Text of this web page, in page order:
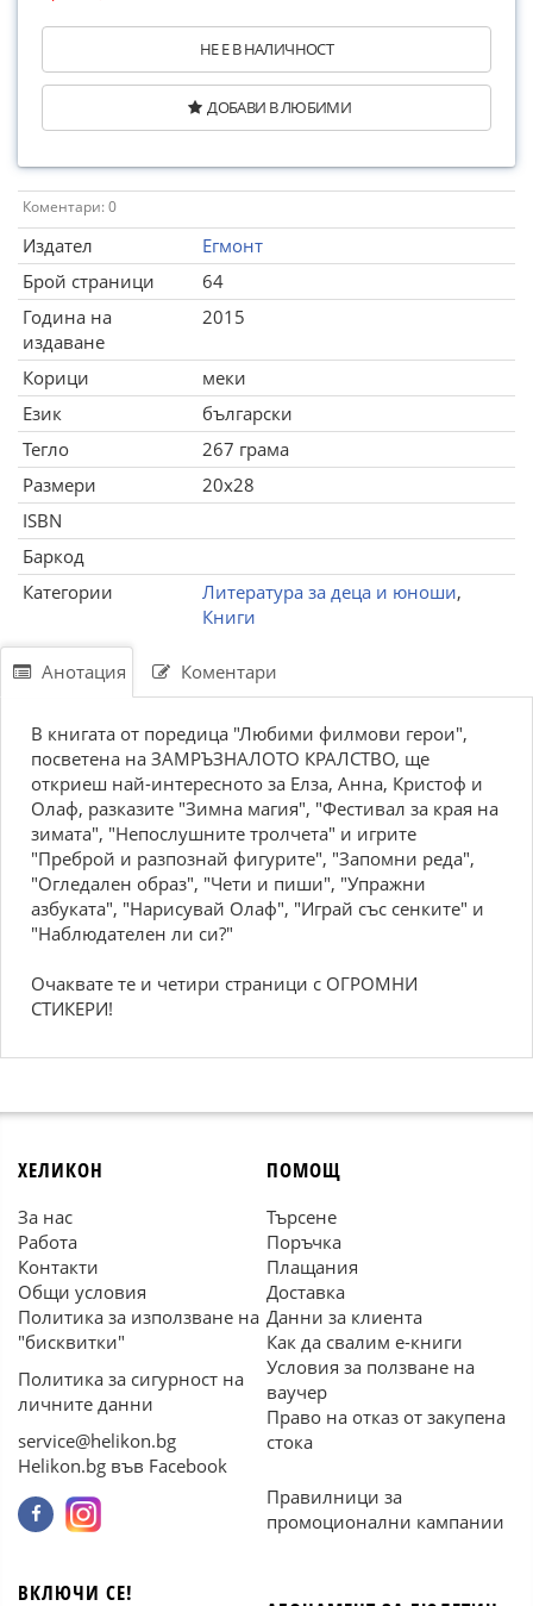
НЕ Е В НАЛИЧНОСТ
ДОБАВИ В ЛЮБИМИ
Коментари: 0
Издател
Егмонт
Брой страници
64
Година на
издаване
2015
Корици
меки
Език
български
Тегло
267 грама
Размери
20x28
ISBN
Баркод
Категории
Литература за деца и юноши,
Книги
Анотация Коментари
В книгата от поредица "Любими филмови герои",
посветена на ЗАМРЪЗНАЛОТО КРАЛСТВО, ще
откриеш най-интересното за Елза, Анна, Кристоф и
Олаф, разказите "Зимна магия", "Фестивал за края на
зимата", "Непослушните тролчета" и игрите
"Преброй и разпознай фигурите", "Запомни реда",
"Огледален образ", "Чети и пиши", "Упражни
азбуката", "Нарисувай Олаф", "Играй със сенките" и
"Наблюдателен ли си?"
Очаквате те и четири страници с ОГРОМНИ
СТИКЕРИ!
ХЕЛИКОН
За нас
Работа
Контакти
Общи условия
Политика за използване на
"бисквитки"
Политика за сигурност на
личните данни
service@helikon.bg
Helikon.bg във Facebook
ПОМОЩ
Търсене
Поръчка
Плащания
Доставка
Данни за клиента
Как да свалим е-книги
Условия за ползване на
ваучер
Право на отказ от закупена
стока
Правилници за
промоционални кампании
ВКЛЮЧИ СЕ!